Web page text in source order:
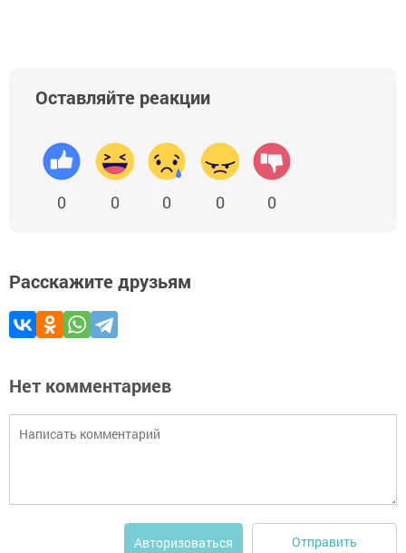
Оставляйте реакции
0 0 0 0 0
Расскажите друзьям
Нет комментариев
Авторизоваться Отправить